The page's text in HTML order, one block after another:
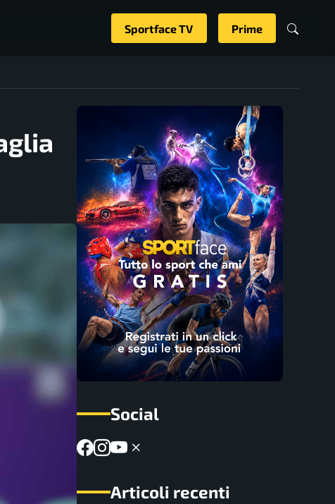
Sportface TV Prime
Social
Articoli recenti